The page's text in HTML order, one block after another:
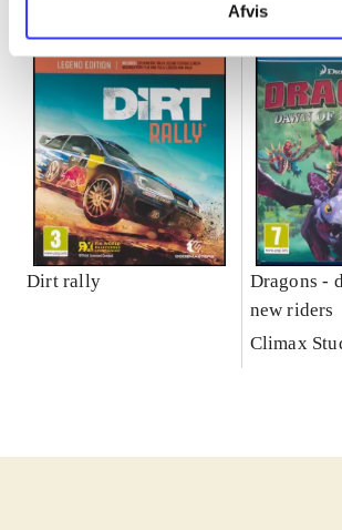
Afvis
Dirt rally
Dragons -
new riders
Climax